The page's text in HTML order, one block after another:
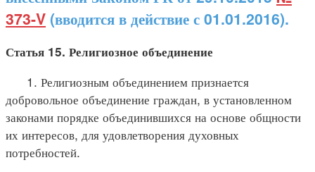
373-V (вводится в действие с 01.01.2016).
Статья 15. Религиозное объединение
1. Религиозным объединением признается
добровольное объединение граждан, в установленном
законами порядке объединившихся на основе общности
их интересов, для удовлетворения духовных
потребностей.